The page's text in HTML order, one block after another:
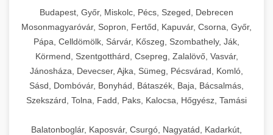
Budapest, Győr, Miskolc, Pécs, Szeged, Debrecen
Mosonmagyaróvár, Sopron, Fertőd, Kapuvár, Csorna, Győr,
Pápa, Celldömölk, Sárvár, Kőszeg, Szombathely, Ják,
Körmend, Szentgotthárd, Csepreg, Zalalövő, Vasvár,
Jánosháza, Devecser, Ajka, Sümeg, Pécsvárad, Komló,
Sásd, Dombóvár, Bonyhád, Bátaszék, Baja, Bácsalmás,
Szekszárd, Tolna, Fadd, Paks, Kalocsa, Hőgyész, Tamási
Balatonboglár, Kaposvár, Csurgó, Nagyatád, Kadarkút,